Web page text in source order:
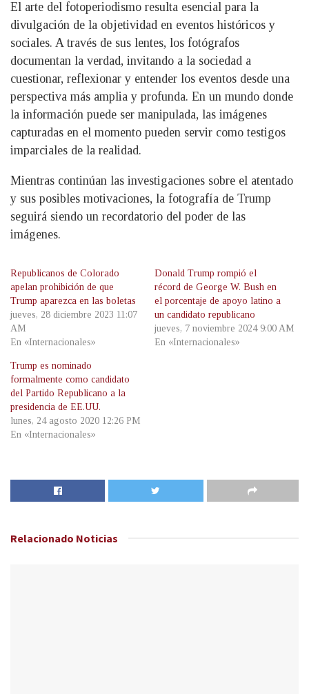
El arte del fotoperiodismo resulta esencial para la
divulgación de la objetividad en eventos históricos y
sociales. A través de sus lentes, los fotógrafos
documentan la verdad, invitando a la sociedad a
cuestionar, reflexionar y entender los eventos desde una
perspectiva más amplia y profunda. En un mundo donde
la información puede ser manipulada, las imágenes
capturadas en el momento pueden servir como testigos
imparciales de la realidad.
Mientras continúan las investigaciones sobre el atentado
y sus posibles motivaciones, la fotografía de Trump
seguirá siendo un recordatorio del poder de las
imágenes.
Republicanos de Colorado
apelan prohibición de que
Trump aparezca en las boletas
jueves, 28 diciembre 2023 11:07
AM
En «Internacionales»
Donald Trump rompió el
récord de George W. Bush en
el porcentaje de apoyo latino a
un candidato republicano
jueves, 7 noviembre 2024 9:00 AM
En «Internacionales»
Trump es nominado
formalmente como candidato
del Partido Republicano a la
presidencia de EE.UU.
lunes, 24 agosto 2020 12:26 PM
En «Internacionales»
Relacionado Noticias